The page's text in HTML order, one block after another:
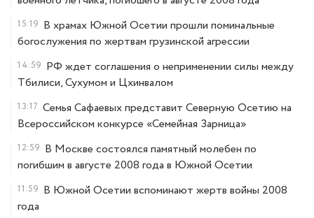
15:19 В храмах Южной Осетии прошли поминальные
богослужения по жертвам грузинской агрессии
14:59 РФ ждет соглашения о неприменении силы между
Тбилиси, Сухумом и Цхинвалом
13:17 Семья Сафаевых представит Северную Осетию на
Всероссийском конкурсе «Семейная Зарница»
12:59 В Москве состоялся памятный молебен по
погибшим в августе 2008 года в Южной Осетии
11:59 В Южной Осетии вспоминают жертв войны 2008
года